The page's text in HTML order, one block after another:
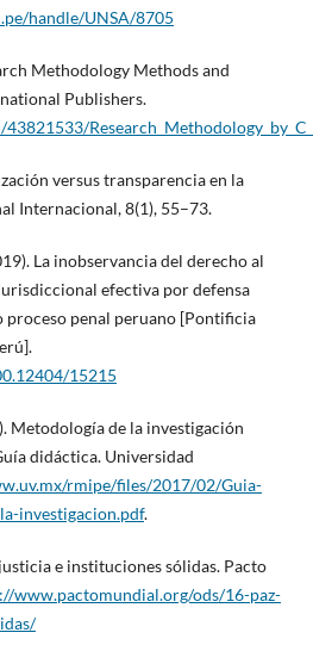
handle/UNSA/8705
Methodology Methods and
Publishers.
versus transparencia en la
Internacional, 8(1), 55–73.
La inobservancia del derecho al
efectiva por defensa
proceso penal peruano [Pontificia
15215
Metodología de la investigación
didáctica. Universidad
rmipe/files/2017/02/Guia-
investigacion.pdf.
e instituciones sólidas. Pacto
www.pactomundial.org/ods/16-paz-